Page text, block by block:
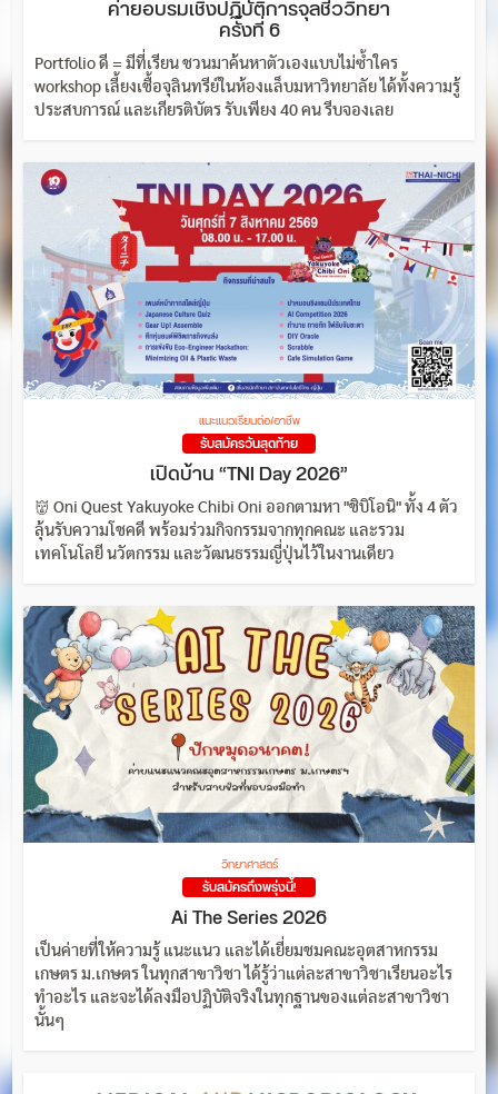
ค่ายอบรมเชิ่งปฏิบัติการจุลชีววิทยา
ครั้งที่ 6
Portfolio ดี = มีที่เรียน ชวนมาค้นหาตัวเองแบบไม่ซ้ำใคร
workshop เลี้ยงเชื้อจุลินทรีย์ในห้องแล็บมหาวิทยาลัย ได้ทั้งความรู้
ประสบการณ์ และเกียรติบัตร รับเพียง 40 คน รีบจองเลย
แนะแนวเรียนต่อ/อาชีพ
รับสมัครวันสุดท้าย
เปิดบ้าน “TNI Day 2026”
👹 Oni Quest Yakuyoke Chibi Oni ออกตามหา "ชิบิโอนิ" ทั้ง 4 ตัว
ลุ้นรับความโชคดี พร้อมร่วมกิจกรรมจากทุกคณะ และรวม
เทคโนโลยี นวัตกรรม และวัฒนธรรมญี่ปุ่นไว้ในงานเดียว
วิทยาศาสตร์
รับสมัครถึงพรุ่งนี้!
Ai The Series 2026
เป็นค่ายที่ให้ความรู้ แนะแนว และได้เยี่ยมชมคณะอุตสาหกรรม
เกษตร ม.เกษตร ในทุกสาขาวิชา ได้รู้ว่าแต่ละสาขาวิชาเรียนอะไร
ทำอะไร และจะได้ลงมือปฏิบัติจริงในทุกฐานของแต่ละสาขาวิชา
นั้นๆ